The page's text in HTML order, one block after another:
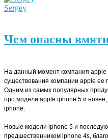
Sergey
Чем опасны
На данный момент компания
существования компании apple ее
Одним из самых популярных
про модели apple iphone 5 и
iphone.
Новые модели iphone 5 и
предшественником iphone 4s,